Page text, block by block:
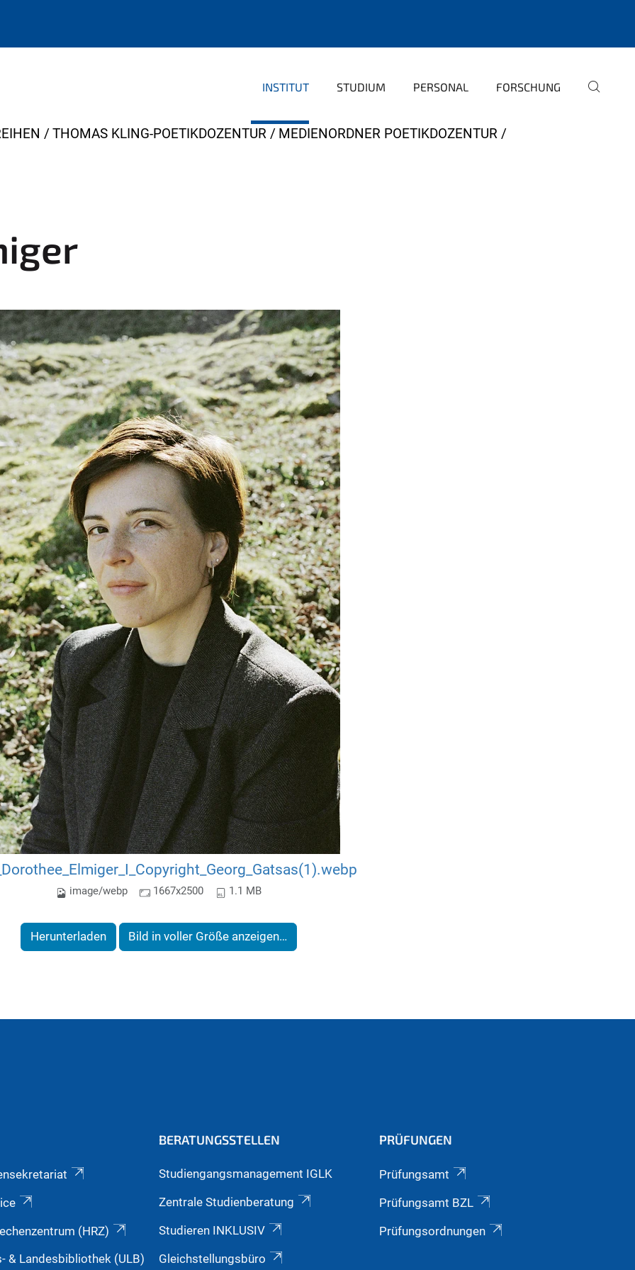
INSTITUT STUDIUM PERSONAL FORSCHUNG
THOMAS KLING-POETIKDOZENTUR MEDIENORDNER POETIKDOZENTUR
image/webp 1667x2500 1.1 MB
Herunterladen Bild in voller Größe anzeigen…
(HRZ)
& Landesbibliothek (ULB)
BERATUNGSSTELLEN
Studiengangsmanagement IGLK
Zentrale Studienberatung
Studieren INKLUSIV
Gleichstellungsbüro
PRÜFUNGEN
Prüfungsamt
Prüfungsamt BZL
Prüfungsordnungen